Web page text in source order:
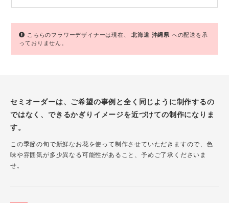
こちらのフラワーデザイナーは現在、北海道 沖縄県 への配送を承
っておりません。
セミオーダーは、ご希望の事例と全く同じように制作するの
ではなく、できるかぎりイメージを近づけての制作になりま
す。
この季節の旬で新鮮なお花を使って制作させていただきますので、色
味や雰囲気が多少異なる可能性があること、予めご了承くださいま
せ。